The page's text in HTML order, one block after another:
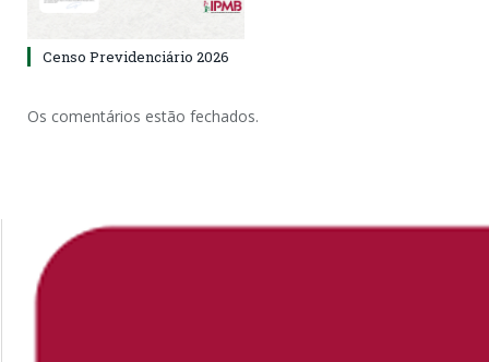
Censo Previdenciário 2026
Os comentários estão fechados.